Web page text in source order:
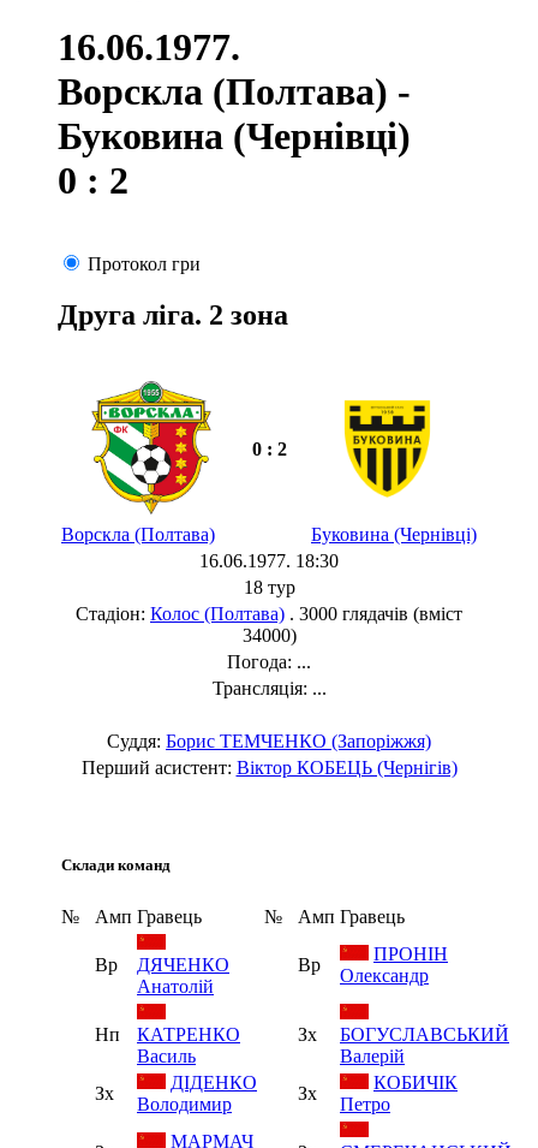
16.06.1977.
Ворскла (Полтава) -
Буковина (Чернівці)
0 : 2
Протокол гри
Друга ліга. 2 зона
0 : 2
Ворскла (Полтава)
Буковина (Чернівці)
16.06.1977. 18:30
18 тур
Стадіон: Колос (Полтава) . 3000 глядачів (вміст
34000)
Погода: ...
Трансляція: ...
Суддя: Борис ТЕМЧЕНКО (Запоріжжя)
Перший асистент: Віктор КОБЕЦЬ (Чернігів)
Склади команд
№ Амп Гравець № Амп Гравець
Вр
ДЯЧЕНКО
Анатолій
Вр
ПРОНІН
Олександр
Нп
КАТРЕНКО
Василь
Зх
БОГУСЛАВСЬКИЙ
Валерій
Зх
ДІДЕНКО
Володимир
Зх
КОБИЧІК
Петро
МАРМАЧ